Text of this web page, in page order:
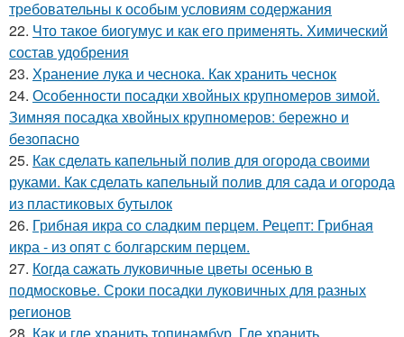
требовательны к особым условиям содержания
22. Что такое биогумус и как его применять. Химический
состав удобрения
23. Хранение лука и чеснока. Как хранить чеснок
24. Особенности посадки хвойных крупномеров зимой.
Зимняя посадка хвойных крупномеров: бережно и
безопасно
25. Как сделать капельный полив для огорода своими
руками. Как сделать капельный полив для сада и огорода
из пластиковых бутылок
26. Грибная икра со сладким перцем. Рецепт: Грибная
икра - из опят с болгарским перцем.
27. Когда сажать луковичные цветы осенью в
подмосковье. Сроки посадки луковичных для разных
регионов
28. Как и где хранить топинамбур. Где хранить